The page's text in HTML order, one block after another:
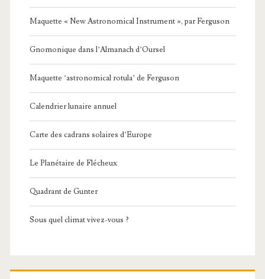
Maquette « New Astronomical Instrument », par Ferguson
Gnomonique dans l’Almanach d’Oursel
Maquette ‘astronomical rotula’ de Ferguson
Calendrier lunaire annuel
Carte des cadrans solaires d’Europe
Le Planétaire de Flécheux
Quadrant de Gunter
Sous quel climat vivez-vous ?